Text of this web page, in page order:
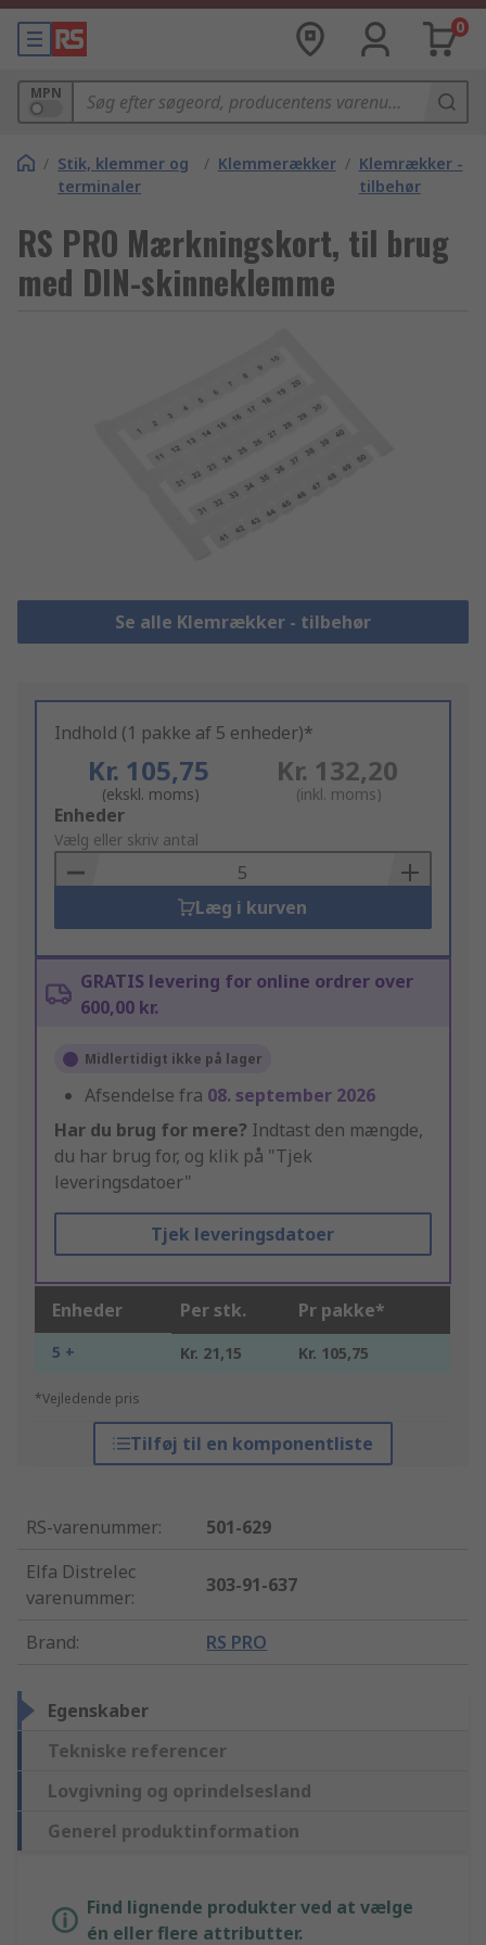
0
MPN
/ Stik, klemmer og
terminaler
/ Klemmerækker / Klemrækker -
tilbehør
RS PRO Mærkningskort, til brug
med DIN-skinneklemme
Se alle Klemrækker - tilbehør
Indhold (1 pakke af 5 enheder)*
Kr. 105,75
(ekskl. moms)
Kr. 132,20
(inkl. moms)
Add
to
Basket
Enheder
Vælg eller skriv antal
Læg i kurven
GRATIS levering for online ordrer over
600,00 kr.
Midlertidigt ikke på lager
Afsendelse fra 08. september 2026
Har du brug for mere? Indtast den mængde,
du har brug for, og klik på "Tjek
leveringsdatoer"
Tjek leveringsdatoer
Enheder Per stk. Pr pakke*
5 + Kr. 21,15 Kr. 105,75
*Vejledende pris
Tilføj til en komponentliste
RS-varenummer:
501-629
Elfa Distrelec
varenummer:
303-91-637
Brand: RS PRO
Egenskaber
Tekniske referencer
Lovgivning og oprindelsesland
Generel produktinformation
Find lignende produkter ved at vælge
én eller flere attributter.